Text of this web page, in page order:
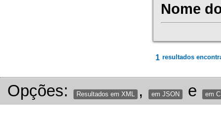
Nome
1 resultados
Opções: Resultados em XML , em JSON e em